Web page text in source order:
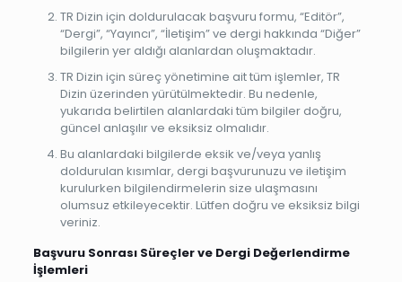
TR Dizin için doldurulacak başvuru formu, “Editör”,
“Dergi”, “Yayıncı”, “İletişim” ve dergi hakkında “Diğer”
bilgilerin yer aldığı alanlardan oluşmaktadır.
TR Dizin için süreç yönetimine ait tüm işlemler, TR
Dizin üzerinden yürütülmektedir. Bu nedenle,
yukarıda belirtilen alanlardaki tüm bilgiler doğru,
güncel anlaşılır ve eksiksiz olmalıdır.
Bu alanlardaki bilgilerde eksik ve/veya yanlış
doldurulan kısımlar, dergi başvurunuzu ve iletişim
kurulurken bilgilendirmelerin size ulaşmasını
olumsuz etkileyecektir. Lütfen doğru ve eksiksiz bilgi
veriniz.
Başvuru Sonrası Süreçler ve Dergi Değerlendirme
İşlemleri